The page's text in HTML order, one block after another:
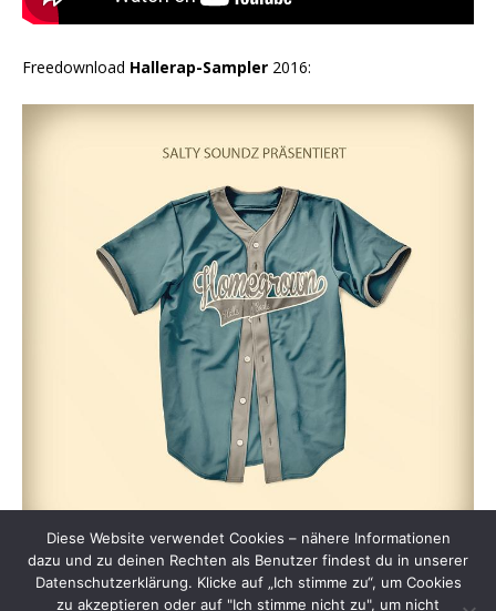
Freedownload Hallerap-Sampler 2016:
Diese Website verwendet Cookies – nähere Informationen
dazu und zu deinen Rechten als Benutzer findest du in unserer
Datenschutzerklärung. Klicke auf „Ich stimme zu“, um Cookies
zu akzeptieren oder auf "Ich stimme nicht zu", um nicht